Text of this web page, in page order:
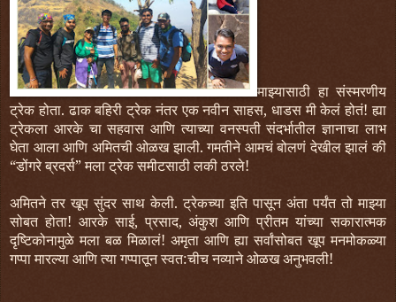
माझ्यासाठी हा संस्मरणीय
ट्रेक होता. ढाक बहिरी ट्रेक नंतर एक नवीन साहस, धाडस मी केलं होतं! ह्या
ट्रेकला आरके चा सहवास आणि त्याच्या वनस्पती संदर्भातील ज्ञानाचा लाभ
घेता आला आणि अमितची ओळख झाली. गमतीने आमचं बोलणं देखील झालं की
“डोंगरे ब्रदर्स” मला ट्रेक समीटसाठी लकी ठरले!
अमितने तर खूप सुंदर साथ केली. ट्रेकच्या इति पासून अंता पर्यंत तो माझ्या
सोबत होता! आरके साई, प्रसाद, अंकुश आणि प्रीतम यांच्या सकारात्मक
दृष्टिकोनामुळे मला बळ मिळालं! अमृता आणि ह्या सर्वांसोबत खूप मनमोकळ्या
गप्पा मारल्या आणि त्या गप्पातून स्वत:चीच नव्याने ओळख अनुभवली!